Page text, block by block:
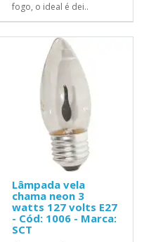
fogo, o ideal é dei..
Lâmpada vela
chama neon 3
watts 127 volts E27
- Cód: 1006 - Marca:
SCT